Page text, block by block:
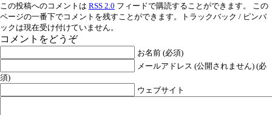
この投稿へのコメントは RSS 2.0 フィードで購読することができます。 この
ページの一番下でコメントを残すことができます。トラックバック / ピンバ
ックは現在受け付けていません。
コメントをどうぞ
お名前 (必須)
メールアドレス (公開されません) (必
須)
ウェブサイト